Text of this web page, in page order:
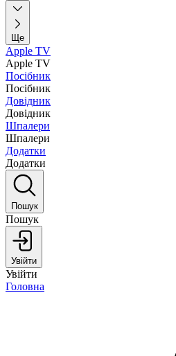
Ще
Apple TV
Apple TV
Посібник
Посібник
Довідник
Довідник
Шпалери
Шпалери
Додатки
Додатки
Пошук
Пошук
Увійти
Увійти
Головна